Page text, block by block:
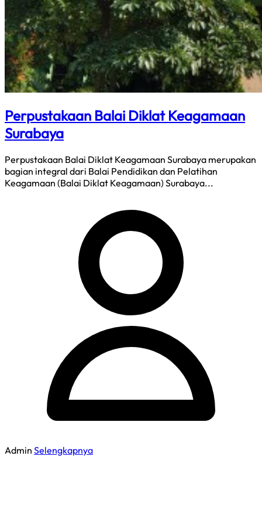
Perpustakaan Balai Diklat Keagamaan
Surabaya
Perpustakaan Balai Diklat Keagamaan Surabaya merupakan
bagian integral dari Balai Pendidikan dan Pelatihan
Keagamaan (Balai Diklat Keagamaan) Surabaya...
Admin Selengkapnya